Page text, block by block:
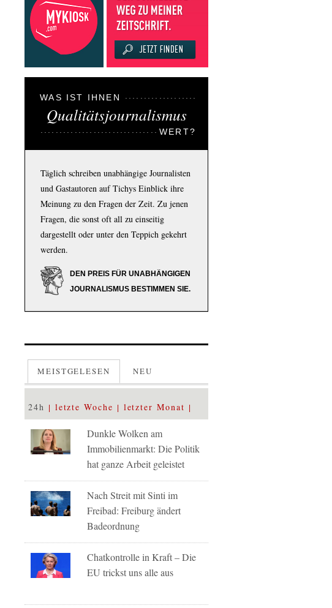
WAS IST IHNEN
Qualitätsjournalismus
WERT?
Täglich schreiben unabhängige Journalisten
und Gastautoren auf Tichys Einblick ihre
Meinung zu den Fragen der Zeit. Zu jenen
Fragen, die sonst oft all zu einseitig
dargestellt oder unter den Teppich gekehrt
werden.
DEN PREIS FÜR UNABHÄNGIGEN
JOURNALISMUS BESTIMMEN SIE.
MEISTGELESEN NEU
24h letzte Woche letzter Monat
Dunkle Wolken am
Immobilienmarkt: Die Politik
hat ganze Arbeit geleistet
Nach Streit mit Sinti im
Freibad: Freiburg ändert
Badeordnung
Chatkontrolle in Kraft – Die
EU trickst uns alle aus